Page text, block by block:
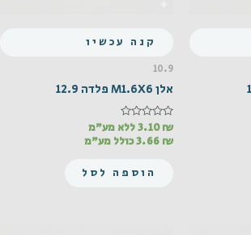
קנה עכשיו
10.9
אלן M1.6X6 פלדה 12.9
דורג
מתוך
3.10₪
ללא מע"מ
3.66 ₪ כולל מע"מ
הוספה לסל